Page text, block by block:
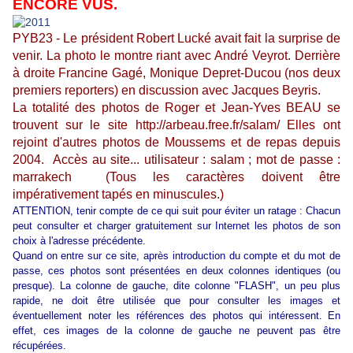
ENCORE VUS.
PYB23 - Le président Robert Lucké avait fait la surprise de
venir. La photo le montre riant avec André Veyrot. Derrière
à droite Francine Gagé, Monique Depret-Ducou (nos deux
premiers reporters) en discussion avec Jacques Beyris.
La totalité des photos de Roger et Jean-Yves BEAU se
trouvent sur le site http://arbeau.free.fr/salam/ Elles ont
rejoint d'autres photos de Moussems et de repas depuis
2004. Accès au site... utilisateur : salam ; mot de passe :
marrakech (Tous les caractères doivent être
impérativement tapés en minuscules.)
ATTENTION, tenir compte de ce qui suit pour éviter un ratage : Chacun
peut consulter et charger gratuitement sur Internet les photos de son
choix à l'adresse précédente.
Quand on entre sur ce site, après introduction du compte et du mot de
passe, ces photos sont présentées en deux colonnes identiques (ou
presque). La colonne de gauche, dite colonne "FLASH", un peu plus
rapide, ne doit être utilisée que pour consulter les images et
éventuellement noter les références des photos qui intéressent. En
effet, ces images de la colonne de gauche ne peuvent pas être
récupérées.